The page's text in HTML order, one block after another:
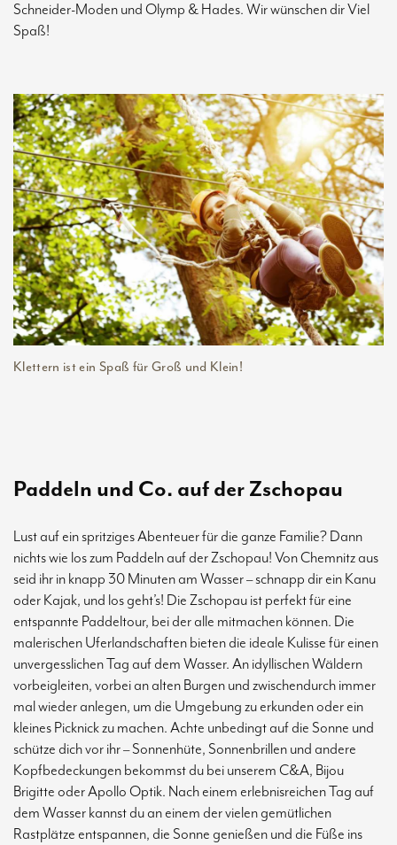
Schneider-Moden und Olymp & Hades. Wir wünschen dir Viel
Spaß!
Klettern ist ein Spaß für Groß und Klein!
Paddeln und Co. auf der Zschopau
Lust auf ein spritziges Abenteuer für die ganze Familie? Dann
nichts wie los zum Paddeln auf der Zschopau! Von Chemnitz aus
seid ihr in knapp 30 Minuten am Wasser – schnapp dir ein Kanu
oder Kajak, und los geht’s! Die Zschopau ist perfekt für eine
entspannte Paddeltour, bei der alle mitmachen können. Die
malerischen Uferlandschaften bieten die ideale Kulisse für einen
unvergesslichen Tag auf dem Wasser. An idyllischen Wäldern
vorbeigleiten, vorbei an alten Burgen und zwischendurch immer
mal wieder anlegen, um die Umgebung zu erkunden oder ein
kleines Picknick zu machen. Achte unbedingt auf die Sonne und
schütze dich vor ihr – Sonnenhüte, Sonnenbrillen und andere
Kopfbedeckungen bekommst du bei unserem C&A, Bijou
Brigitte oder Apollo Optik. Nach einem erlebnisreichen Tag auf
dem Wasser kannst du an einem der vielen gemütlichen
Rastplätze entspannen, die Sonne genießen und die Füße ins